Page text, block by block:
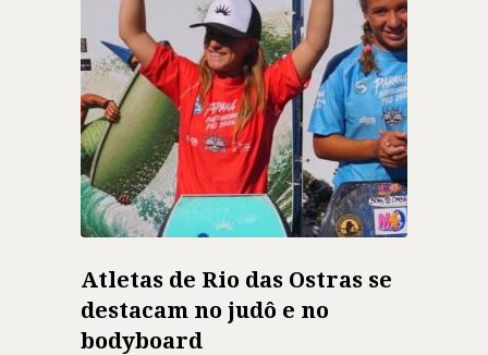
Atletas de Rio das Ostras se
destacam no judô e no
bodyboard